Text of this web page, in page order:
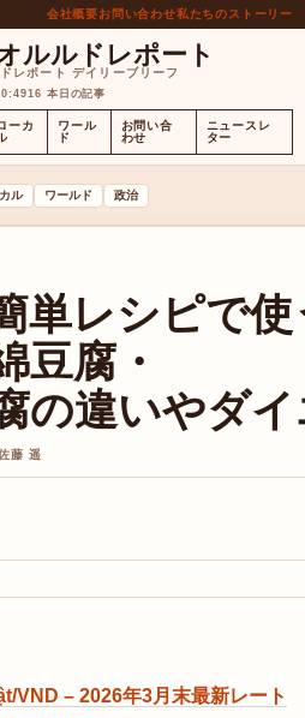
会社概要お問い合わせ私たちのストーリー
ルルドレポート
レポート デイリーブリーフ
16 本日の記事
ーカ
ワール
ド
お問い合
わせ
ニュースレ
ター
ル ワールド 政治
単レシピで
豆腐・
の違いやダ
藤 遥
VND – 2026年3月末最新レート